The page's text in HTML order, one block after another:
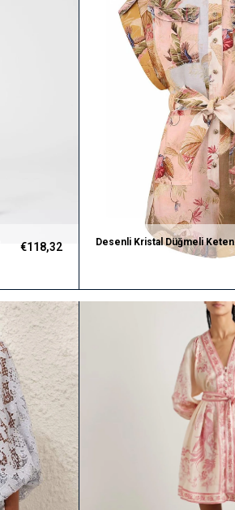
€118,32
Desenli Kristal Düğmeli Keten